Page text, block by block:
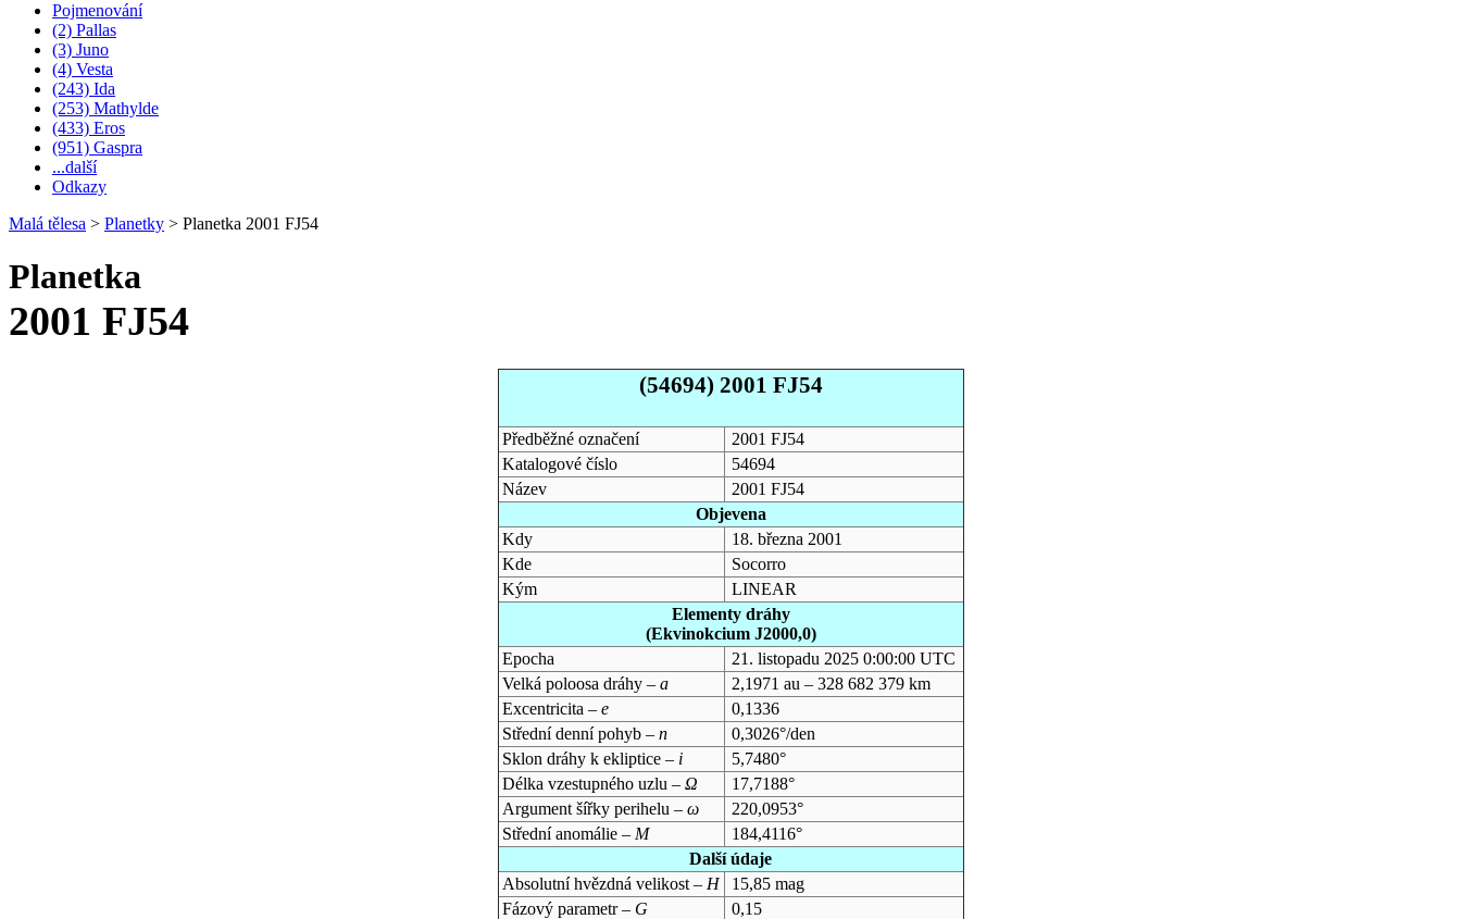
Pojmenování
(2) Pallas
(3) Juno
(4) Vesta
(243) Ida
(253) Mathylde
(433) Eros
(951) Gaspra
...další
Odkazy
Malá tělesa > Planetky > Planetka 2001 FJ54
Planetka
2001 FJ54
(54694) 2001 FJ54
Předběžné označení
2001 FJ54
Katalogové číslo
54694
Název
2001 FJ54
Objevena
Kdy
18. března 2001
Kde
Socorro
Kým
LINEAR
Elementy dráhy
(Ekvinokcium J2000,0)
Epocha
21. listopadu 2025 0:00:00 UTC
Velká poloosa dráhy – a
2,1971 au – 328 682 379 km
Excentricita – e
0,1336
Střední denní pohyb – n
0,3026°/den
Sklon dráhy k ekliptice – i
5,7480°
Délka vzestupného uzlu – Ω
17,7188°
Argument šířky perihelu – ω
220,0953°
Střední anomálie – M
184,4116°
Další údaje
Absolutní hvězdná velikost – H
15,85 mag
Fázový parametr – G
0,15